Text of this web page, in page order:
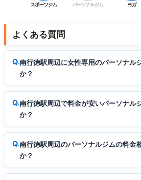
スポーツジム パーソナルジム ヨガ
よくある質問
南行徳駅周辺に女性専用のパーソナル
か？
南行徳駅周辺で料金が安いパーソナル
か？
南行徳駅周辺のパーソナルジムの料金
か？